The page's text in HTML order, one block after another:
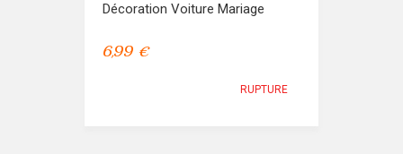
Décoration Voiture Mariage
6,99 €
RUPTURE